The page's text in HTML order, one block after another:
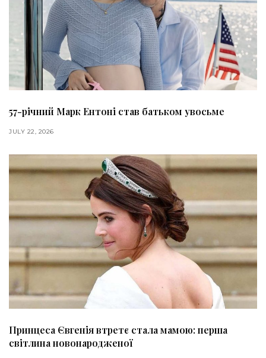
57-річний Марк Ентоні став батьком увосьме
JULY 22, 2026
Принцеса Євгенія втретє стала мамою: перша
світлина новонародженої